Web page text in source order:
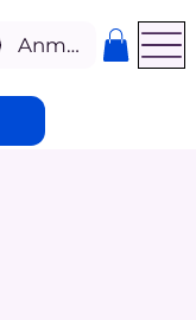
Anmelden